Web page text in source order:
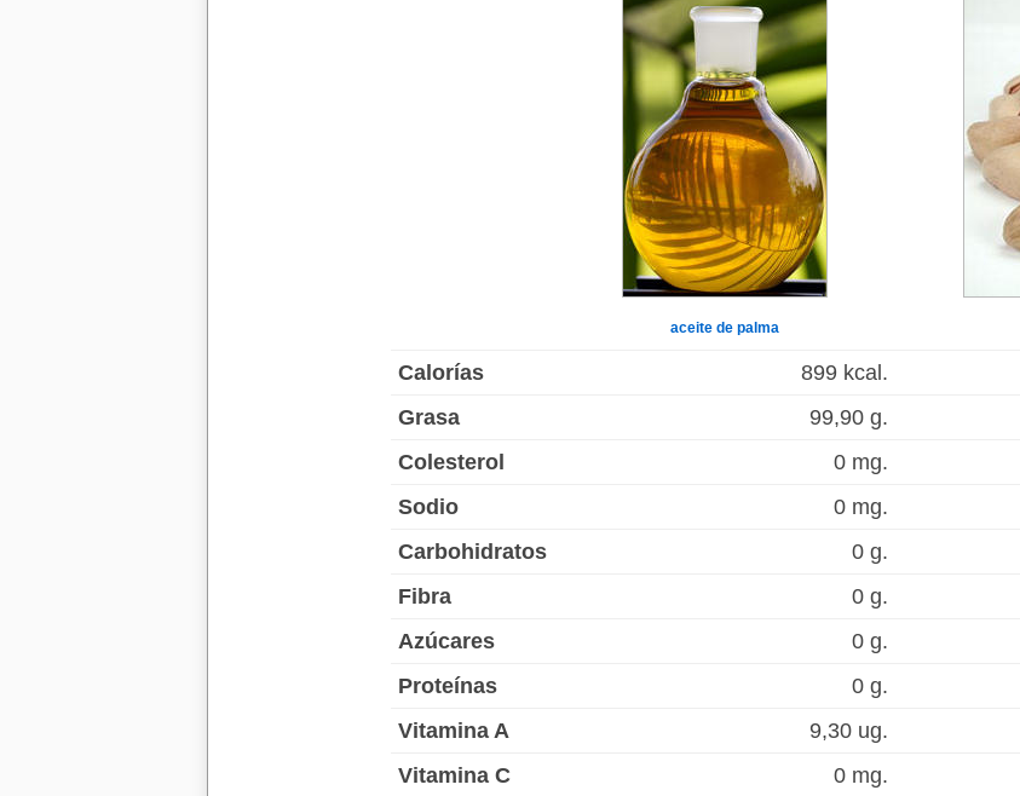
aceite de palma
Calorías 899 kcal.
Grasa
99,90 g.
Colesterol
0 mg.
Sodio
0 mg.
Carbohidratos
0 g.
Fibra
0 g.
Azúcares
0 g.
Proteínas
0 g.
Vitamina A
9,30 ug.
Vitamina C
0 mg.